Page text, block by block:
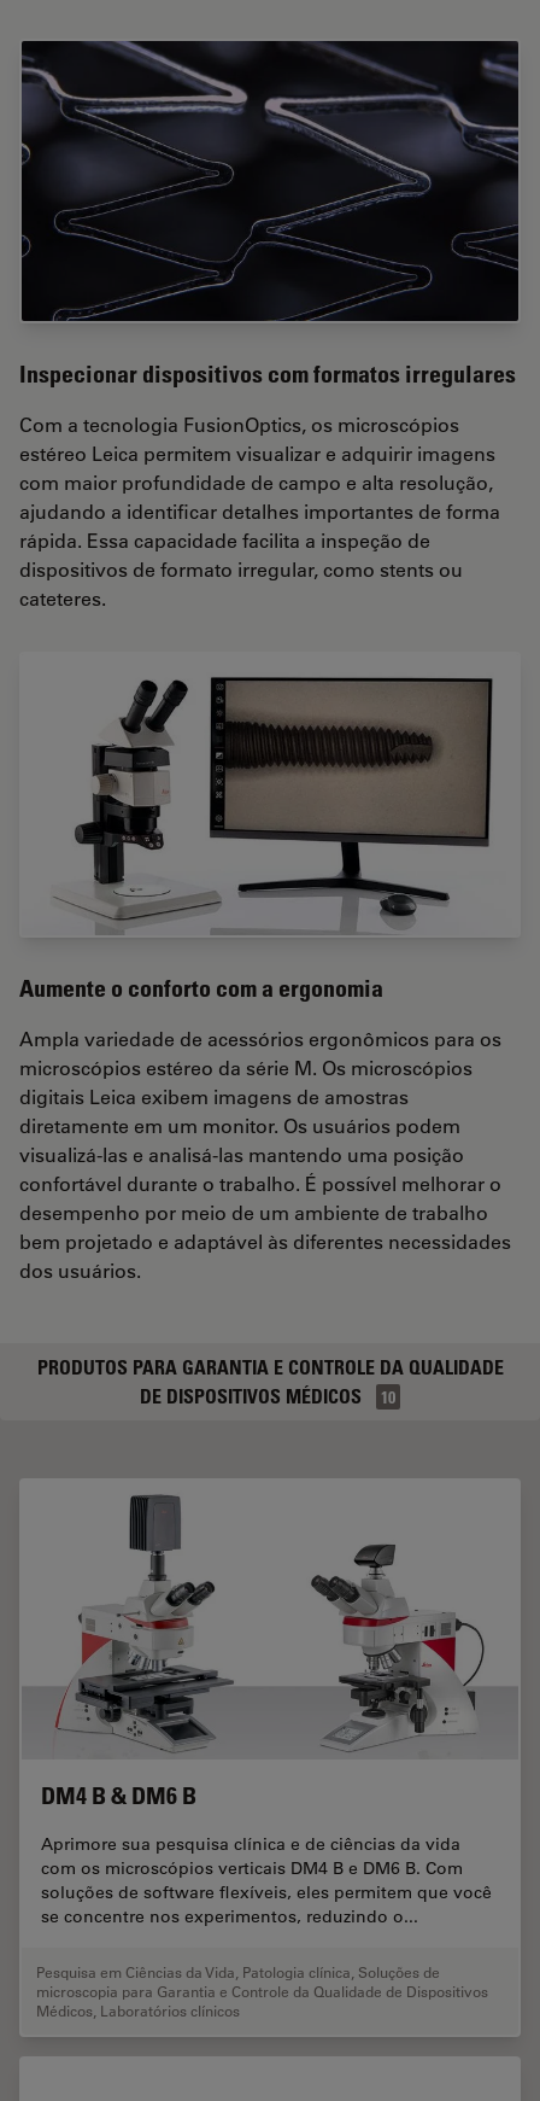
Inspecionar dispositivos com formatos irregulares
Com a tecnologia FusionOptics, os microscópios
estéreo Leica permitem visualizar e adquirir imagens
com maior profundidade de campo e alta resolução,
ajudando a identificar detalhes importantes de forma
rápida. Essa capacidade facilita a inspeção de
dispositivos de formato irregular, como stents ou
cateteres.
Aumente o conforto com a ergonomia
Ampla variedade de acessórios ergonômicos para os
microscópios estéreo da série M. Os microscópios
digitais Leica exibem imagens de amostras
diretamente em um monitor. Os usuários podem
visualizá‑las e analisá‑las mantendo uma posição
confortável durante o trabalho. É possível melhorar o
desempenho por meio de um ambiente de trabalho
bem projetado e adaptável às diferentes necessidades
dos usuários.
PRODUTOS PARA GARANTIA E CONTROLE DA QUALIDADE
DE DISPOSITIVOS MÉDICOS
10
DM4 B & DM6 B
Aprimore sua pesquisa clínica e de ciências da vida
com os microscópios verticais DM4 B e DM6 B. Com
soluções de software flexíveis, eles permitem que você
se concentre nos experimentos, reduzindo o...
Pesquisa em Ciências da Vida, Patologia clínica, Soluções de
microscopia para Garantia e Controle da Qualidade de Dispositivos
Médicos, Laboratórios clínicos